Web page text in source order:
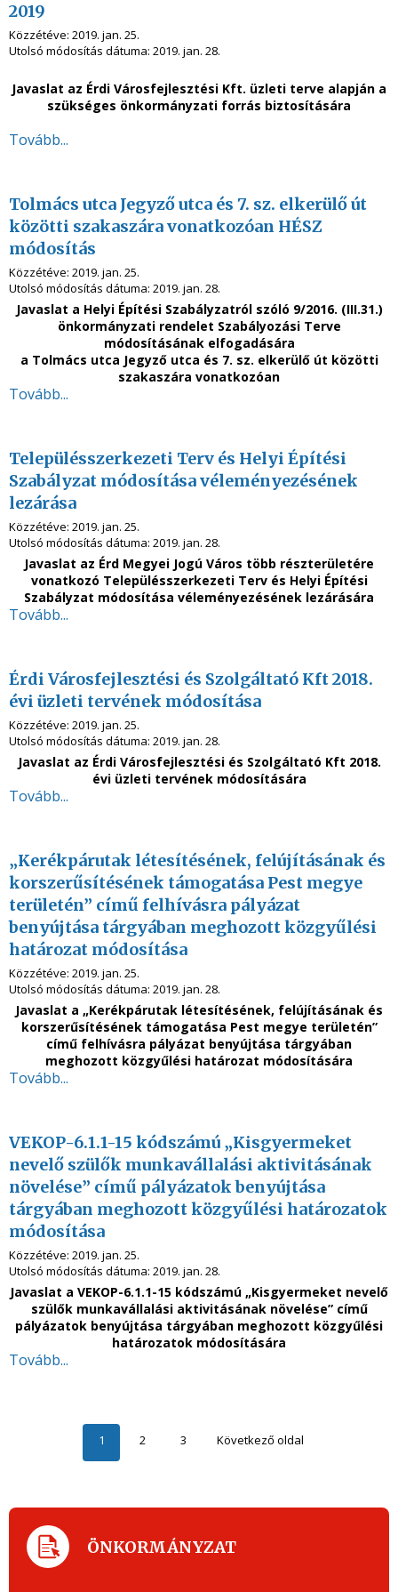
2019
Közzétéve: 2019. jan. 25.
Utolsó módosítás dátuma: 2019. jan. 28.
Javaslat az Érdi Városfejlesztési Kft. üzleti terve alapján a
szükséges önkormányzati forrás biztosítására
Tovább...
Tolmács utca Jegyző utca és 7. sz. elkerülő út
közötti szakaszára vonatkozóan HÉSZ
módosítás
Közzétéve: 2019. jan. 25.
Utolsó módosítás dátuma: 2019. jan. 28.
Javaslat a Helyi Építési Szabályzatról szóló 9/2016. (III.31.)
önkormányzati rendelet Szabályozási Terve
módosításának elfogadására
a Tolmács utca Jegyző utca és 7. sz. elkerülő út közötti
szakaszára vonatkozóan
Tovább...
Településszerkezeti Terv és Helyi Építési
Szabályzat módosítása véleményezésének
lezárása
Közzétéve: 2019. jan. 25.
Utolsó módosítás dátuma: 2019. jan. 28.
Javaslat az Érd Megyei Jogú Város több részterületére
vonatkozó Településszerkezeti Terv és Helyi Építési
Szabályzat módosítása véleményezésének lezárására
Tovább...
Érdi Városfejlesztési és Szolgáltató Kft 2018.
évi üzleti tervének módosítása
Közzétéve: 2019. jan. 25.
Utolsó módosítás dátuma: 2019. jan. 28.
Javaslat az Érdi Városfejlesztési és Szolgáltató Kft 2018.
évi üzleti tervének módosítására
Tovább...
„Kerékpárutak létesítésének, felújításának és
korszerűsítésének támogatása Pest megye
területén” című felhívásra pályázat
benyújtása tárgyában meghozott közgyűlési
határozat módosítása
Közzétéve: 2019. jan. 25.
Utolsó módosítás dátuma: 2019. jan. 28.
Javaslat a „Kerékpárutak létesítésének, felújításának és
korszerűsítésének támogatása Pest megye területén”
című felhívásra pályázat benyújtása tárgyában
meghozott közgyűlési határozat módosítására
Tovább...
VEKOP-6.1.1-15 kódszámú „Kisgyermeket
nevelő szülők munkavállalási aktivitásának
növelése” című pályázatok benyújtása
tárgyában meghozott közgyűlési határozatok
módosítása
Közzétéve: 2019. jan. 25.
Utolsó módosítás dátuma: 2019. jan. 28.
Javaslat a VEKOP-6.1.1-15 kódszámú „Kisgyermeket nevelő
szülők munkavállalási aktivitásának növelése” című
pályázatok benyújtása tárgyában meghozott közgyűlési
határozatok módosítására
Tovább...
1 2 3 Következő oldal
ÖNKORMÁNYZAT